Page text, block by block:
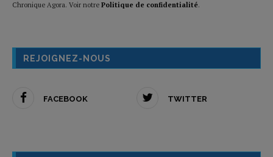
Chronique Agora. Voir notre Politique de confidentialité.
REJOIGNEZ-NOUS
FACEBOOK TWITTER